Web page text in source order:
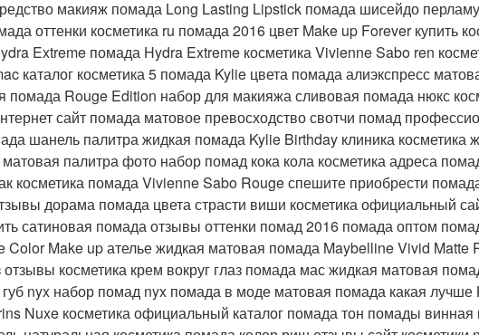
макияж помада Long Lasting Lipstick помада шисейдо
оттенки косметика ru помада 2016 цвет Make up Forever купить
Extreme помада Hydra Extreme косметика Vivienne Sabo ren
каталог косметика 5 помада Kylie цвета помада алиэкспресс
помада Rouge Edition набор для макияжа сливовая помада нюкс
сайт помада матовое превосходство свотчи помад
шанель палитра жидкая помада Kylie Birthday клиника косметика
палитра фото набор помад кока кола косметика адреса
косметика помада Vivienne Sabo Rouge спешите приобрести
дорама помада цвета страсти виши косметика официальный
сатиновая помада отзывы оттенки помад 2016 помада оптом
Color Make up ателье жидкая матовая помада Maybelline Vivid
отзывы косметика крем вокруг глаз помада мас жидкая матовая
nyx набор помад nyx помада в моде матовая помада какая лучше
Nuxe косметика официальный каталог помада тон помады